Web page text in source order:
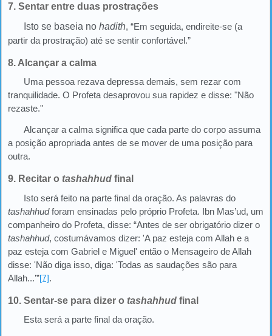
7. Sentar entre duas prostrações
Isto se baseia nohadith, “Em seguida, endireite-se (a
partir da prostração) até se sentir confortável.”
8. Alcançar a calma
Uma pessoa rezava depressa demais, sem rezar com
tranquilidade. O Profeta desaprovou sua rapidez e disse: "Não
rezaste."
Alcançar a calma significa que cada parte do corpo assuma
a posição apropriada antes de se mover de uma posição para
outra.
9. Recitar o tashahhud final
Isto será feito na parte final da oração. As palavras do
tashahhudforam ensinadas pelo próprio Profeta. Ibn Mas’ud, um
companheiro do Profeta, disse: “Antes de ser obrigatório dizer o
tashahhud, costumávamos dizer: 'A paz esteja com Allah e a
paz esteja com Gabriel e Miguel' então o Mensageiro de Allah
disse: 'Não diga isso, diga: 'Todas as saudações são para
Allah...’”[7].
10. Sentar-se para dizer o tashahhud final
Esta será a parte final da oração.